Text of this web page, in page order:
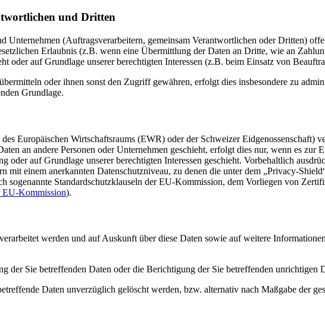
und Dritten
Unternehmen (Auftragsverarbeitern, gemeinsam Verantwortlichen oder Dritten)
Erlaubnis (z.B. wenn eine Übermittlung der Daten an Dritte, wie an
auf Grundlage unserer berechtigten Interessen (z.B. beim Einsatz von
oder ihnen sonst den Zugriff gewähren, erfolgt dies insbesondere zu
Grundlage.
Europäischen Wirtschaftsraums (EWR) oder der Schweizer Eidgenossenschaft)
an andere Personen oder Unternehmen geschieht, erfolgt dies nur, wenn es zur
auf Grundlage unserer berechtigten Interessen geschieht. Vorbehaltlich
einem anerkannten Datenschutzniveau, zu denen die unter dem „Privacy-
Standardschutzklauseln der EU-Kommission, dem Vorliegen von
EU-Kommission).
werden und auf Auskunft über diese Daten sowie auf weitere
der Sie betreffenden Daten oder die Berichtigung der Sie betreffenden unrichtigen
Daten unverzüglich gelöscht werden, bzw. alternativ nach Maßgabe der